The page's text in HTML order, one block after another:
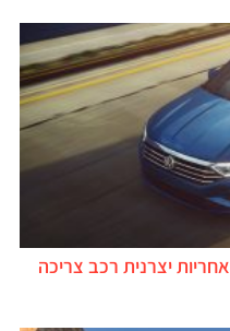
יצרנית רכב צריכה